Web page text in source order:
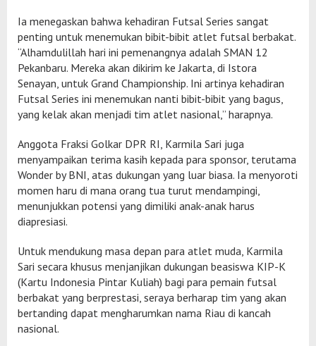
Ia menegaskan bahwa kehadiran Futsal Series sangat
penting untuk menemukan bibit-bibit atlet futsal berbakat.
“Alhamdulillah hari ini pemenangnya adalah SMAN 12
Pekanbaru. Mereka akan dikirim ke Jakarta, di Istora
Senayan, untuk Grand Championship. Ini artinya kehadiran
Futsal Series ini menemukan nanti bibit-bibit yang bagus,
yang kelak akan menjadi tim atlet nasional,” harapnya.
Anggota Fraksi Golkar DPR RI, Karmila Sari juga
menyampaikan terima kasih kepada para sponsor, terutama
Wonder by BNI, atas dukungan yang luar biasa. Ia menyoroti
momen haru di mana orang tua turut mendampingi,
menunjukkan potensi yang dimiliki anak-anak harus
diapresiasi.
Untuk mendukung masa depan para atlet muda, Karmila
Sari secara khusus menjanjikan dukungan beasiswa KIP-K
(Kartu Indonesia Pintar Kuliah) bagi para pemain futsal
berbakat yang berprestasi, seraya berharap tim yang akan
bertanding dapat mengharumkan nama Riau di kancah
nasional.